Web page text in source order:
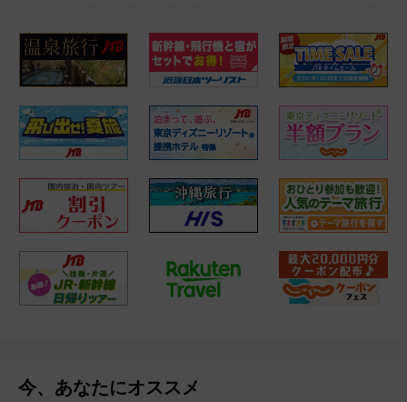
今、あなたにオススメ